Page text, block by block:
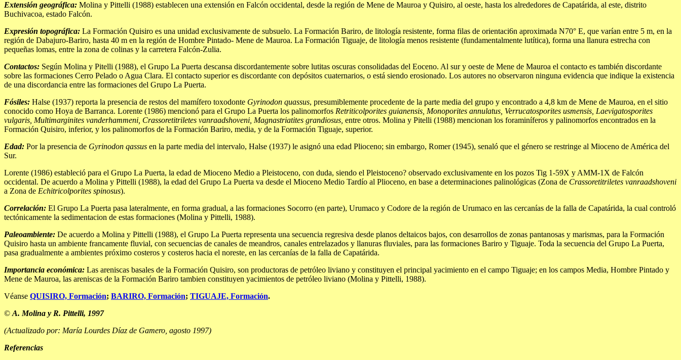
Extensión geográfica: Molina y Pittelli (1988) establecen una extensión en Falcón occidental, desde la región de Mene de Mauroa y Quisiro, al oeste, hasta los alrededores de Capatárida, al este, distrito
Buchivacoa, estado Falcón.
Expresión topográfica: La Formación Quisiro es una unidad exclusivamente de subsuelo. La Formación Bariro, de litología resistente, forma filas de orientaci6n aproximada N70° E, que varían entre 5 m, en la
región de Dabajuro-Bariro, hasta 40 m en la región de Hombre Pintado- Mene de Mauroa. La Formación Tiguaje, de litología menos resistente (fundamentalmente lutítica), forma una llanura estrecha con
pequeñas lomas, entre la zona de colinas y la carretera Falcón-Zulia.
Contactos: Según Molina y Pitelli (1988), el Grupo La Puerta descansa discordantemente sobre lutitas oscuras consolidadas del Eoceno. Al sur y oeste de Mene de Mauroa el contacto es también discordante
sobre las formaciones Cerro Pelado o Agua Clara. El contacto superior es discordante con depósitos cuaternarios, o está siendo erosionado. Los autores no observaron ninguna evidencia que indique la existencia
de una discordancia entre las formaciones del Grupo La Puerta.
Fósiles: Halse (1937) reporta la presencia de restos del mamífero toxodonte Gyrinodon quassus, presumiblemente procedente de la parte media del grupo y encontrado a 4,8 km de Mene de Mauroa, en el sitio
conocido como Hoya de Barranca. Lorente (1986) mencionó para el Grupo La Puerta los palinomorfos Retriticolporites guianensis, Monoporites annulatus, Verrucatosporites usmensis, Laevigatosporites
vulgaris, Multimarginites vanderhammeni, Crassoretitriletes vanraadshoveni, Magnastriatites grandiosus, entre otros. Molina y Pitelli (1988) mencionan los foraminíferos y palinomorfos encontrados en la
Formación Quisiro, inferior, y los palinomorfos de la Formación Bariro, media, y de la Formación Tiguaje, superior.
Edad: Por la presencia de Gyrinodon qassus en la parte media del intervalo, Halse (1937) le asignó una edad Plioceno; sin embargo, Romer (1945), senaló que el género se restringe al Mioceno de América del
Sur.
Lorente (1986) estableció para el Grupo La Puerta, la edad de Mioceno Medio a Pleistoceno, con duda, siendo el Pleistoceno? observado exclusivamente en los pozos Tig 1-59X y AMM-1X de Falcón
occidental. De acuerdo a Molina y Pittelli (1988), la edad del Grupo La Puerta va desde el Mioceno Medio Tardío al Plioceno, en base a determinaciones palinológicas (Zona de Crassoretitriletes vanraadshoveni
a Zona de Echitricolporites spinosus).
Correlación: El Grupo La Puerta pasa lateralmente, en forma gradual, a las formaciones Socorro (en parte), Urumaco y Codore de la región de Urumaco en las cercanías de la falla de Capatárida, la cual controló
tectónicamente la sedimentacion de estas formaciones (Molina y Pittelli, 1988).
Paleoambiente: De acuerdo a Molina y Pittelli (1988), el Grupo La Puerta representa una secuencia regresiva desde planos deltaicos bajos, con desarrollos de zonas pantanosas y marismas, para la Formación
Quisiro hasta un ambiente francamente fluvial, con secuencias de canales de meandros, canales entrelazados y llanuras fluviales, para las formaciones Bariro y Tiguaje. Toda la secuencia del Grupo La Puerta,
pasa gradualmente a ambientes próximo costeros y costeros hacia el noreste, en las cercanías de la falla de Capatárida.
Importancia económica: Las areniscas basales de la Formación Quisiro, son productoras de petróleo liviano y constituyen el principal yacimiento en el campo Tiguaje; en los campos Media, Hombre Pintado y
Mene de Mauroa, las areniscas de la Formación Bariro tambien constituyen yacimientos de petróleo liviano (Molina y Pittelli, 1988).
Véanse QUISIRO, Formación; BARIRO, Formación; TIGUAJE, Formación.
© A. Molina y R. Pittelli, 1997
(Actualizado por: María Lourdes Díaz de Gamero, agosto 1997)
Referencias